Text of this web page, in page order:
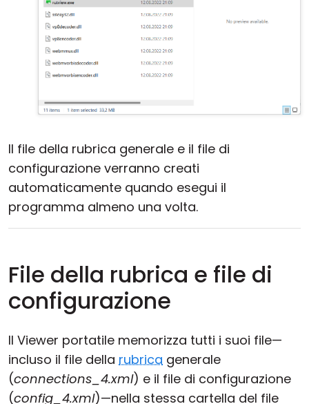
Il file della rubrica generale e il file di
configurazione verranno creati
automaticamente quando esegui il
programma almeno una volta.
File della rubrica e file di
configurazione
Il Viewer portatile memorizza tutti i suoi file—
incluso il file della rubrica generale
(connections_4.xml) e il file di configurazione
(config_4.xml)—nella stessa cartella del file